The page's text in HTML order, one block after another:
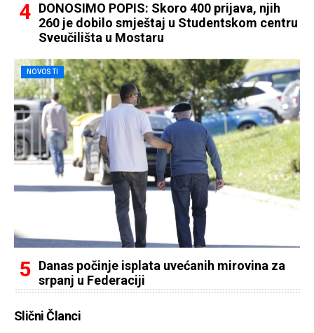
DONOSIMO POPIS: Skoro 400 prijava, njih
260 je dobilo smještaj u Studentskom centru
Sveučilišta u Mostaru
NOVOSTI
Danas počinje isplata uvećanih mirovina za
srpanj u Federaciji
Slični Članci